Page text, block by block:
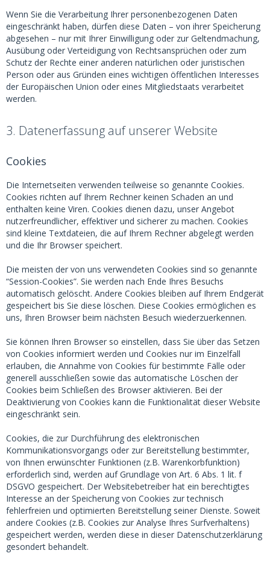
Wenn Sie die Verarbeitung Ihrer personenbezogenen Daten
eingeschränkt haben, dürfen diese Daten – von ihrer Speicherung
abgesehen – nur mit Ihrer Einwilligung oder zur Geltendmachung,
Ausübung oder Verteidigung von Rechtsansprüchen oder zum
Schutz der Rechte einer anderen natürlichen oder juristischen
Person oder aus Gründen eines wichtigen öffentlichen Interesses
der Europäischen Union oder eines Mitgliedstaats verarbeitet
werden.
3. Datenerfassung auf unserer Website
Cookies
Die Internetseiten verwenden teilweise so genannte Cookies.
Cookies richten auf Ihrem Rechner keinen Schaden an und
enthalten keine Viren. Cookies dienen dazu, unser Angebot
nutzerfreundlicher, effektiver und sicherer zu machen. Cookies
sind kleine Textdateien, die auf Ihrem Rechner abgelegt werden
und die Ihr Browser speichert.
Die meisten der von uns verwendeten Cookies sind so genannte
“Session-Cookies”. Sie werden nach Ende Ihres Besuchs
automatisch gelöscht. Andere Cookies bleiben auf Ihrem Endgerät
gespeichert bis Sie diese löschen. Diese Cookies ermöglichen es
uns, Ihren Browser beim nächsten Besuch wiederzuerkennen.
Sie können Ihren Browser so einstellen, dass Sie über das Setzen
von Cookies informiert werden und Cookies nur im Einzelfall
erlauben, die Annahme von Cookies für bestimmte Fälle oder
generell ausschließen sowie das automatische Löschen der
Cookies beim Schließen des Browser aktivieren. Bei der
Deaktivierung von Cookies kann die Funktionalität dieser Website
eingeschränkt sein.
Cookies, die zur Durchführung des elektronischen
Kommunikationsvorgangs oder zur Bereitstellung bestimmter,
von Ihnen erwünschter Funktionen (z.B. Warenkorbfunktion)
erforderlich sind, werden auf Grundlage von Art. 6 Abs. 1 lit. f
DSGVO gespeichert. Der Websitebetreiber hat ein berechtigtes
Interesse an der Speicherung von Cookies zur technisch
fehlerfreien und optimierten Bereitstellung seiner Dienste. Soweit
andere Cookies (z.B. Cookies zur Analyse Ihres Surfverhaltens)
gespeichert werden, werden diese in dieser Datenschutzerklärung
gesondert behandelt.